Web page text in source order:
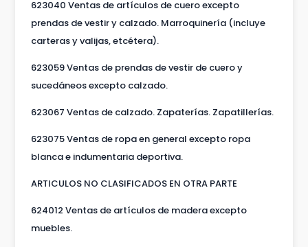
623040 Ventas de artículos de cuero excepto
prendas de vestir y calzado. Marroquinería (incluye
carteras y valijas, etcétera).
623059 Ventas de prendas de vestir de cuero y
sucedáneos excepto calzado.
623067 Ventas de calzado. Zapaterías. Zapatillerías.
623075 Ventas de ropa en general excepto ropa
blanca e indumentaria deportiva.
ARTICULOS NO CLASIFICADOS EN OTRA PARTE
624012 Ventas de artículos de madera excepto
muebles.